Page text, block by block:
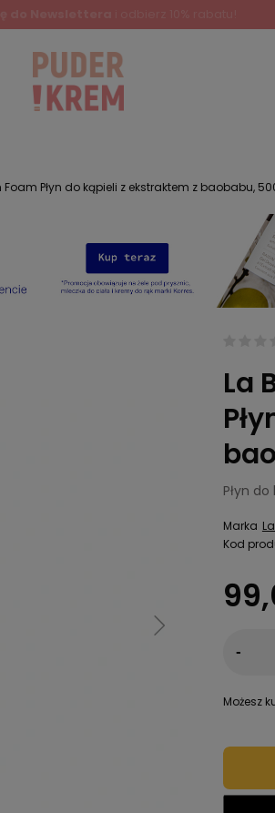
Płyn do kąpieli z ekstraktem z baobabu,
La
Płyn
Marka
Kod
-
Możesz